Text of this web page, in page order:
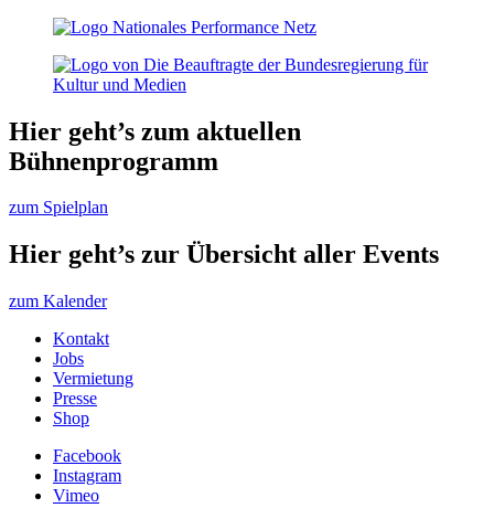
Hier geht’s zum aktuellen
Bühnenprogramm
zum Spielplan
Hier geht’s zur Übersicht aller Events
zum Kalender
Kontakt
Jobs
Vermietung
Presse
Shop
Facebook
Instagram
Vimeo